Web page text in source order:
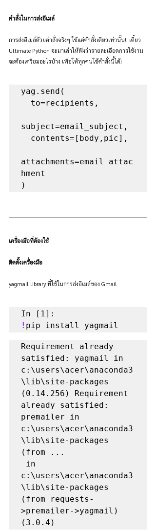
คำสั่งในการส่งอีเมล์
การส่งอีเมล์ด้วยคำสั่งจริงๆ ใช้แค่คำสั่งเดียวเท่านั้น!! เดี๋ยว
Ultimate Python จะมาเล่าให้ฟังว่ารายละเอียดการใช้งาน
จะต้องเตรียมอะไรบ้าง เพื่อให้ทุกคนใช้คำสั่งนี้ได้!
yag.send(
subject=email_subject,
attachments=email_attac
hment
)
เครื่องมือที่ต้องใช้
ติดตั้งเครื่องมือ
yagmail library ที่ใช้ในการส่งอีเมล์ของ Gmail
! pip install yagmail
Requirement already
satisfied: yagmail in
c:\users\acer\anaconda3
\lib\site-packages
(0.14.256) Requirement
already satisfied:
premailer in
c:\users\acer\anaconda3
\lib\site-packages
(from ...
c:\users\acer\anaconda3
\lib\site-packages
(from requests-
>premailer->yagmail)
(3.0.4)